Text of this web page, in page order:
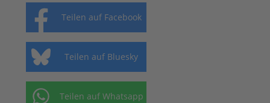
Teilen auf Facebook
Teilen auf Bluesky
Teilen auf Whatsapp